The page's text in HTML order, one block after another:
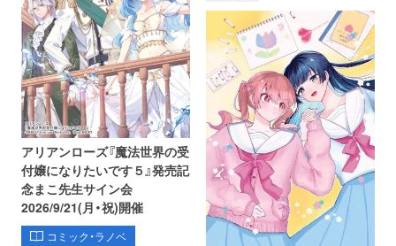
アリアンローズ『魔法世界の受
付嬢になりたいです５』発売記
念まこ先生サイン会
2026/9/21(月・祝)開催
コミック・ラノベ